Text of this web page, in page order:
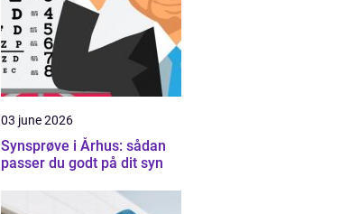
03 june 2026
Synsprøve i Århus: sådan
passer du godt på dit syn